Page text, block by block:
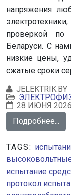
напряжения
проверкой
Беларуси. С
низкие цены,
сжатые сроки
JELEKTRIK.BY
28 ИЮНЯ 2026
Подробнее...
TAGS:
испытание
протокол